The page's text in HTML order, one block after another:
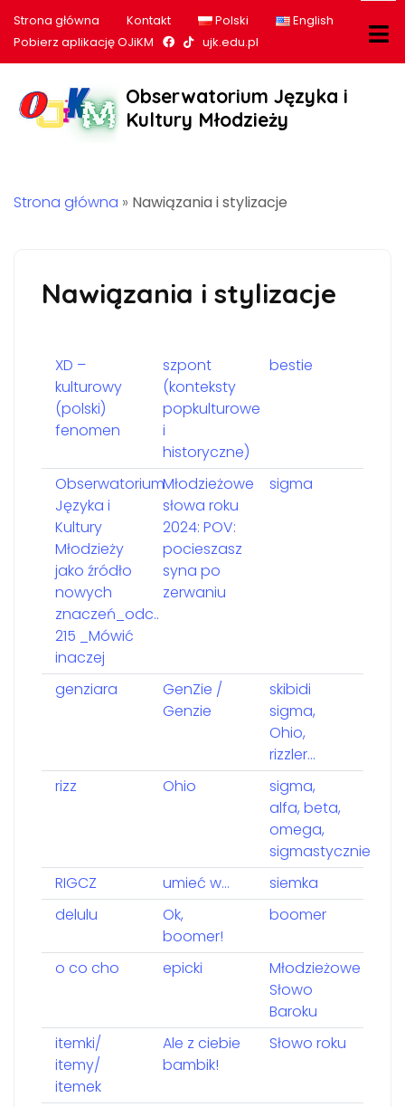
Strona główna Kontakt Polski
English
Pobierz aplikację OJiKM
Nasz profil na Facebook
Nasz profil na tiktok
ujk.edu.pl
Obserwatorium Języka i
Kultury Młodzieży
Strona główna » Nawiązania i stylizacje
Nawiązania i stylizacje
XD –
kulturowy
(polski)
fenomen
szpont
(konteksty
popkulturowe
i
historyczne)
bestie
Obserwatorium
Języka i
Kultury
Młodzieży
jako źródło
nowych
znaczeń_odc..
215 _Mówić
inaczej
Młodzieżowe
słowa roku
2024: POV:
pocieszasz
syna po
zerwaniu
sigma
genziara
GenZie /
Genzie
skibidi
sigma,
Ohio,
rizzler…
rizz
Ohio
sigma,
alfa, beta,
omega,
sigmastycznie
RIGCZ
umieć w…
siemka
delulu
Ok,
boomer!
boomer
o co cho epicki
Młodzieżowe
Słowo
Baroku
itemki/
itemy/
itemek
Ale z ciebie
bambik!
Słowo roku